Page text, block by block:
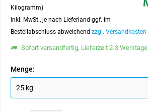
Kilogramm)
inkl. MwSt., je nach Lieferland ggf. im
Bestellabschluss abweichend zzgl. Versandkosten
Sofort versandfertig, Lieferzeit 2-3 Werktage
Menge: